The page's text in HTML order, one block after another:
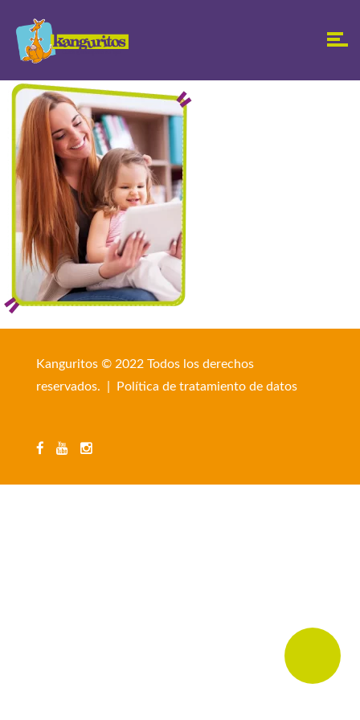
Kanguritos © 2022 Todos los derechos
reservados. |
Política de tratamiento de datos